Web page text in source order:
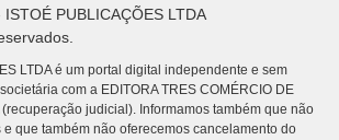
PUBLICAÇÕES LTDA
LTDA é um portal digital independente e sem
com a EDITORA TRES COMÉRCIO DE
(recuperação judicial). Informamos também que não
que também não oferecemos cancelamento do